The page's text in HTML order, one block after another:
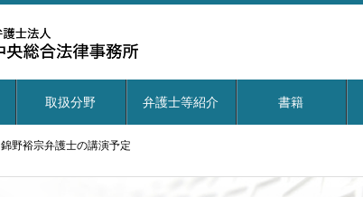
取扱分野 弁護士等紹介 書籍
錦野裕宗弁護士の講演予定